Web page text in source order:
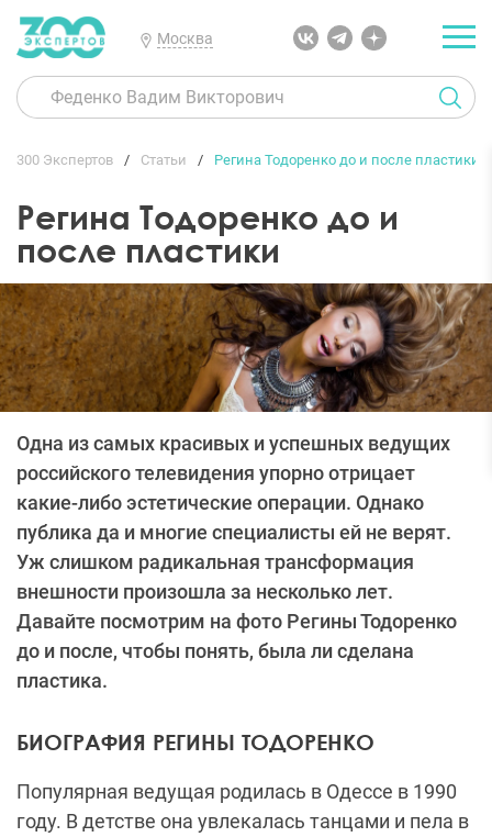
Москва
300 Экспертов Статьи Регина Тодоренко до и после пластики
Регина Тодоренко до и
после пластики
Одна из самых красивых и успешных ведущих
российского телевидения упорно отрицает
какие-либо эстетические операции. Однако
публика да и многие специалисты ей не верят.
Уж слишком радикальная трансформация
внешности произошла за несколько лет.
Давайте посмотрим на фото Регины Тодоренко
до и после, чтобы понять, была ли сделана
пластика.
БИОГРАФИЯ РЕГИНЫ ТОДОРЕНКО
Популярная ведущая родилась в Одессе в 1990
году. В детстве она увлекалась танцами и пела в